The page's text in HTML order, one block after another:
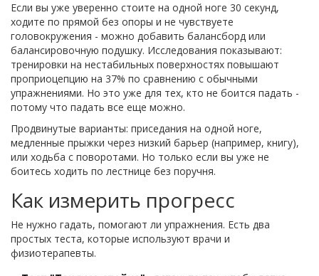
Если вы уже уверенно стоите на одной ноге 30 секунд,
ходите по прямой без опоры и не чувствуете
головокружения - можно добавить балансборд или
балансировочную подушку. Исследования показывают:
тренировки на нестабильных поверхностях повышают
проприоцепцию на 37% по сравнению с обычными
упражнениями. Но это уже для тех, кто не боится падать -
потому что падать все еще можно.
Продвинутые варианты: приседания на одной ноге,
медленные прыжки через низкий барьер (например, книгу),
или ходьба с поворотами. Но только если вы уже не
боитесь ходить по лестнице без поручня.
Как измерить прогресс
Не нужно гадать, помогают ли упражнения. Есть два
простых теста, которые используют врачи и
физиотерапевты.